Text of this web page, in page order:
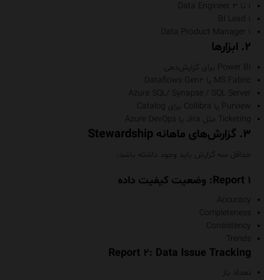
۱ تا ۳ Data Engineer
۱ BI Lead
۱ Data Product Manager
۲. ابزارها
Power BI برای گزارش‌دهی
MS Fabric یا Dataflows Gen۲
Azure SQL/ Synapse / SQL Server
Purview یا Collibra برای Catalog
Ticketing مثل Jira یا Azure DevOps
۳. گزارش‌های ماهانه Stewardship
حداقل سه گزارش باید وجود داشته باشد:
Report ۱: وضعیت کیفیت داده
Accuracy
Completeness
Consistency
Trends
Report ۲: Data Issue Tracking
تعداد باز